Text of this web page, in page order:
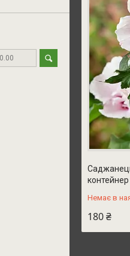
Саджанець
контейнер
Немає в
180 ₴